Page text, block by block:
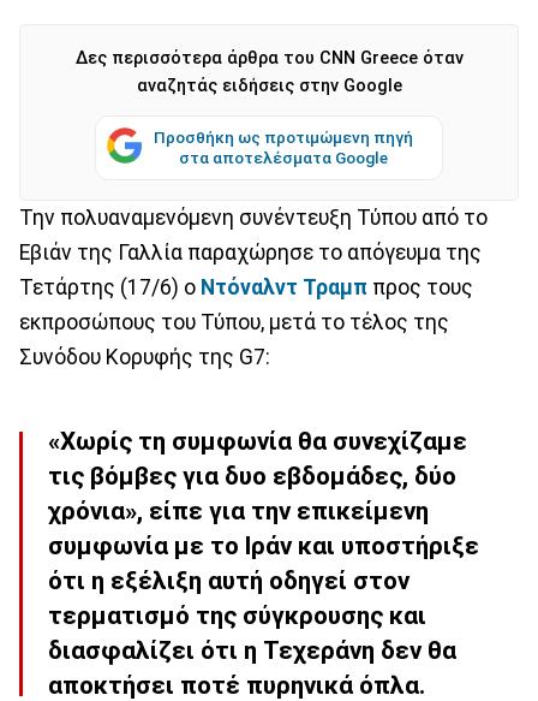
Δες περισσότερα άρθρα του CNN Greece όταν
αναζητάς ειδήσεις στην Google
Προσθήκη ως προτιμώμενη πηγή
στα αποτελέσματα Google
Την πολυαναμενόμενη συνέντευξη Τύπου από το
Εβιάν της Γαλλία παραχώρησε το απόγευμα της
Τετάρτης (17/6) ο Ντόναλντ Τραμπ προς τους
εκπροσώπους του Τύπου, μετά το τέλος της
Συνόδου Κορυφής της G7:
«Χωρίς τη συμφωνία θα συνεχίζαμε
τις βόμβες για δυο εβδομάδες, δύο
χρόνια», είπε για την επικείμενη
συμφωνία με το Ιράν και υποστήριξε
ότι η εξέλιξη αυτή οδηγεί στον
τερματισμό της σύγκρουσης και
διασφαλίζει ότι η Τεχεράνη δεν θα
αποκτήσει ποτέ πυρηνικά όπλα.